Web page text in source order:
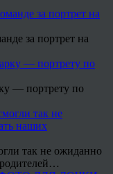
за портрет на
— портрету по
так не ожиданно